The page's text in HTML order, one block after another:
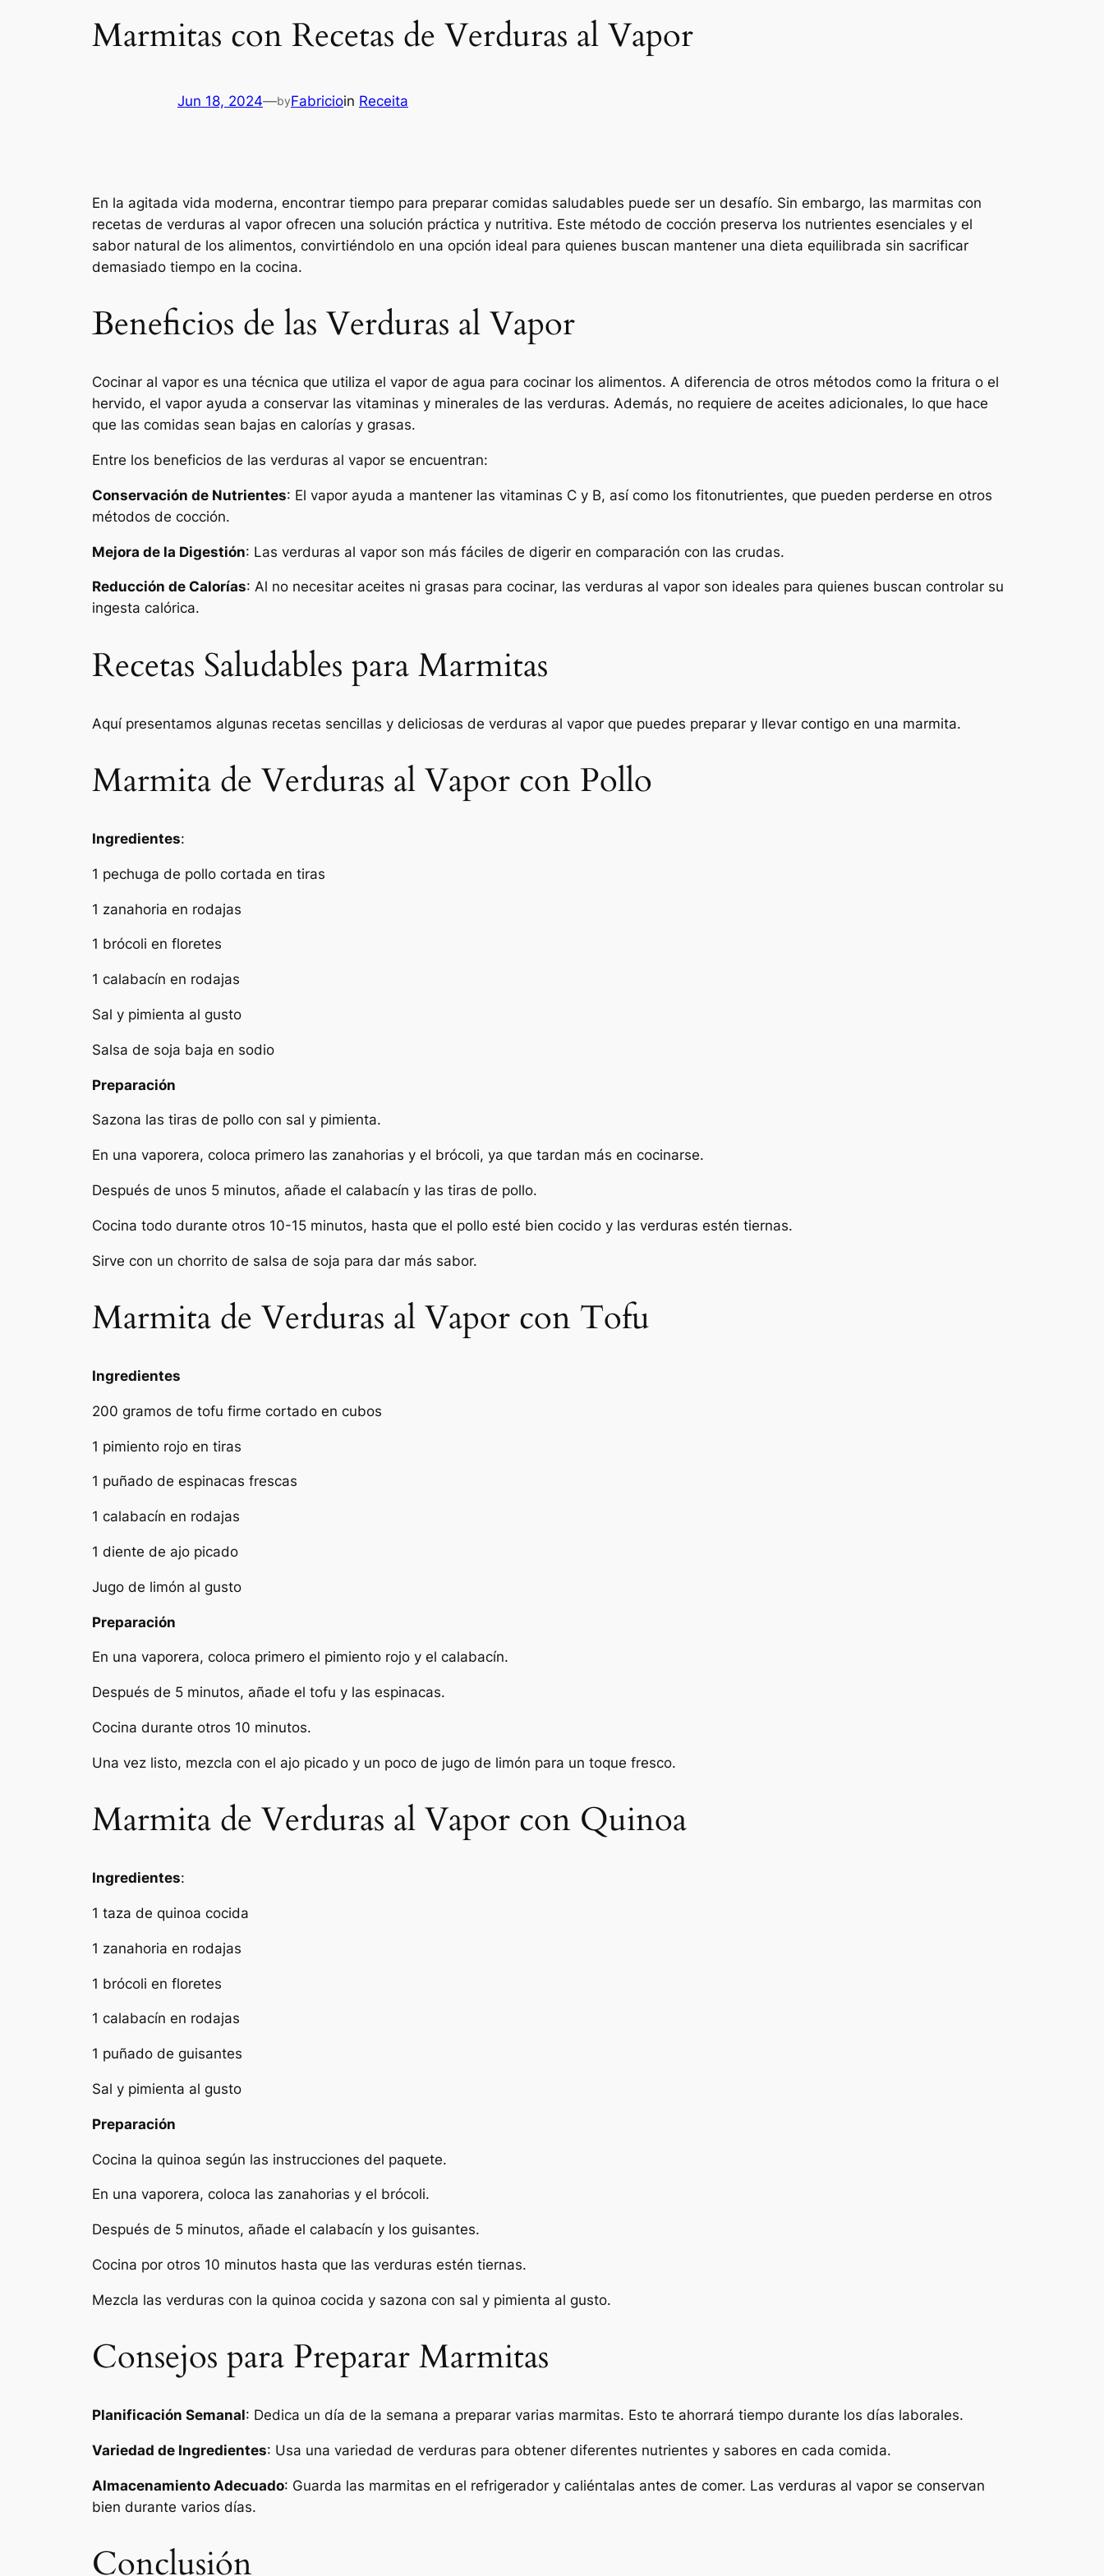
Marmitas con Recetas de Verduras al Vapor
Jun 18, 2024—byFabricioin Receita
En la agitada vida moderna, encontrar tiempo para preparar comidas saludables puede ser un desafío. Sin embargo, las marmitas con
recetas de verduras al vapor ofrecen una solución práctica y nutritiva. Este método de cocción preserva los nutrientes esenciales y el
sabor natural de los alimentos, convirtiéndolo en una opción ideal para quienes buscan mantener una dieta equilibrada sin sacrificar
demasiado tiempo en la cocina.
Beneficios de las Verduras al Vapor
Cocinar al vapor es una técnica que utiliza el vapor de agua para cocinar los alimentos. A diferencia de otros métodos como la fritura o el
hervido, el vapor ayuda a conservar las vitaminas y minerales de las verduras. Además, no requiere de aceites adicionales, lo que hace
que las comidas sean bajas en calorías y grasas.
Entre los beneficios de las verduras al vapor se encuentran:
Conservación de Nutrientes: El vapor ayuda a mantener las vitaminas C y B, así como los fitonutrientes, que pueden perderse en otros
métodos de cocción.
Mejora de la Digestión: Las verduras al vapor son más fáciles de digerir en comparación con las crudas.
Reducción de Calorías: Al no necesitar aceites ni grasas para cocinar, las verduras al vapor son ideales para quienes buscan controlar su
ingesta calórica.
Recetas Saludables para Marmitas
Aquí presentamos algunas recetas sencillas y deliciosas de verduras al vapor que puedes preparar y llevar contigo en una marmita.
Marmita de Verduras al Vapor con Pollo
Ingredientes:
1 pechuga de pollo cortada en tiras
1 zanahoria en rodajas
1 brócoli en floretes
1 calabacín en rodajas
Sal y pimienta al gusto
Salsa de soja baja en sodio
Preparación
Sazona las tiras de pollo con sal y pimienta.
En una vaporera, coloca primero las zanahorias y el brócoli, ya que tardan más en cocinarse.
Después de unos 5 minutos, añade el calabacín y las tiras de pollo.
Cocina todo durante otros 10-15 minutos, hasta que el pollo esté bien cocido y las verduras estén tiernas.
Sirve con un chorrito de salsa de soja para dar más sabor.
Marmita de Verduras al Vapor con Tofu
Ingredientes
200 gramos de tofu firme cortado en cubos
1 pimiento rojo en tiras
1 puñado de espinacas frescas
1 calabacín en rodajas
1 diente de ajo picado
Jugo de limón al gusto
Preparación
En una vaporera, coloca primero el pimiento rojo y el calabacín.
Después de 5 minutos, añade el tofu y las espinacas.
Cocina durante otros 10 minutos.
Una vez listo, mezcla con el ajo picado y un poco de jugo de limón para un toque fresco.
Marmita de Verduras al Vapor con Quinoa
Ingredientes:
1 taza de quinoa cocida
1 zanahoria en rodajas
1 brócoli en floretes
1 calabacín en rodajas
1 puñado de guisantes
Sal y pimienta al gusto
Preparación
Cocina la quinoa según las instrucciones del paquete.
En una vaporera, coloca las zanahorias y el brócoli.
Después de 5 minutos, añade el calabacín y los guisantes.
Cocina por otros 10 minutos hasta que las verduras estén tiernas.
Mezcla las verduras con la quinoa cocida y sazona con sal y pimienta al gusto.
Consejos para Preparar Marmitas
Planificación Semanal: Dedica un día de la semana a preparar varias marmitas. Esto te ahorrará tiempo durante los días laborales.
Variedad de Ingredientes: Usa una variedad de verduras para obtener diferentes nutrientes y sabores en cada comida.
Almacenamiento Adecuado: Guarda las marmitas en el refrigerador y caliéntalas antes de comer. Las verduras al vapor se conservan
bien durante varios días.
Conclusión